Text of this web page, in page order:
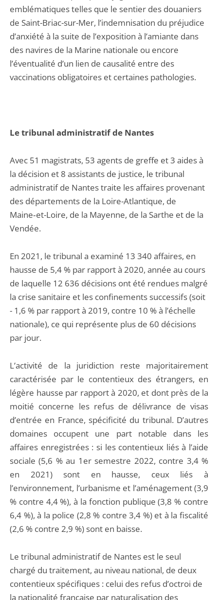
emblématiques telles que le sentier des douaniers
de Saint-Briac-sur-Mer, l’indemnisation du préjudice
d’anxiété à la suite de l’exposition à l’amiante dans
des navires de la Marine nationale ou encore
l’éventualité d’un lien de causalité entre des
vaccinations obligatoires et certaines pathologies.
Le tribunal administratif de Nantes
Avec 51 magistrats, 53 agents de greffe et 3 aides à
la décision et 8 assistants de justice, le tribunal
administratif de Nantes traite les affaires provenant
des départements de la Loire-Atlantique, de
Maine‑et-Loire, de la Mayenne, de la Sarthe et de la
Vendée.
En 2021, le tribunal a examiné 13 340 affaires, en
hausse de 5,4 % par rapport à 2020, année au cours
de laquelle 12 636 décisions ont été rendues malgré
la crise sanitaire et les confinements successifs (soit
- 1,6 % par rapport à 2019, contre 10 % à l’échelle
nationale), ce qui représente plus de 60 décisions
par jour.
L’activité de la juridiction reste majoritairement
caractérisée par le contentieux des étrangers, en
légère hausse par rapport à 2020, et dont près de la
moitié concerne les refus de délivrance de visas
d’entrée en France, spécificité du tribunal. D’autres
domaines occupent une part notable dans les
affaires enregistrées : si les contentieux liés à l’aide
sociale (5,6 % au 1er semestre 2022, contre 3,4 %
en 2021) sont en hausse, ceux liés à
l’environnement, l’urbanisme et l’aménagement (3,9
% contre 4,4 %), à la fonction publique (3,8 % contre
6,4 %), à la police (2,8 % contre 3,4 %) et à la fiscalité
(2,6 % contre 2,9 %) sont en baisse.
Le tribunal administratif de Nantes est le seul
chargé du traitement, au niveau national, de deux
contentieux spécifiques : celui des refus d’octroi de
la nationalité française par naturalisation des